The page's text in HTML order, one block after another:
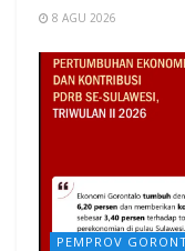
8 AGU 2026
PEMPROV